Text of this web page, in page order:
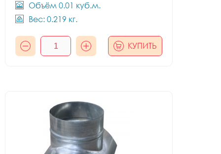
Объём 0.01 куб.м.
Вес: 0.219 кг.
КУПИТЬ